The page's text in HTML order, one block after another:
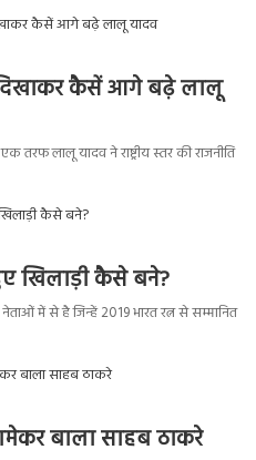
कैसें आगे बढ़े लालू
लालू यादव ने राष्ट्रीय स्तर की राजनीति
खिलाड़ी कैसे बने?
में से है जिन्हें 2019 भारत रत्न से सम्मानित
बाला साहब ठाकरे